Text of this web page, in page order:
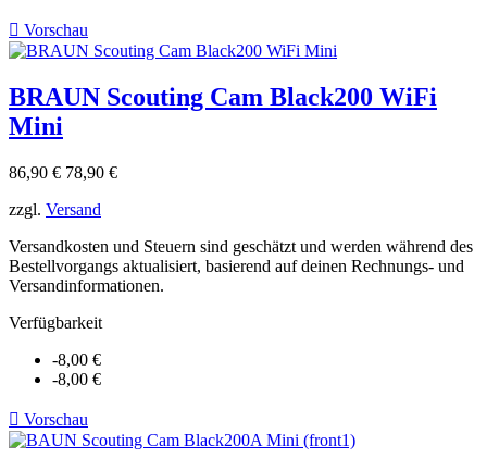
 Vorschau
BRAUN Scouting Cam Black200 WiFi
Mini
Verkaufspreis
86,90 € Preis
78,90 €
zzgl. Versand
Versandkosten und Steuern sind geschätzt und werden während des
Bestellvorgangs aktualisiert, basierend auf deinen Rechnungs- und
Versandinformationen.
Verfügbarkeit
-8,00 €
-8,00 €
 Vorschau